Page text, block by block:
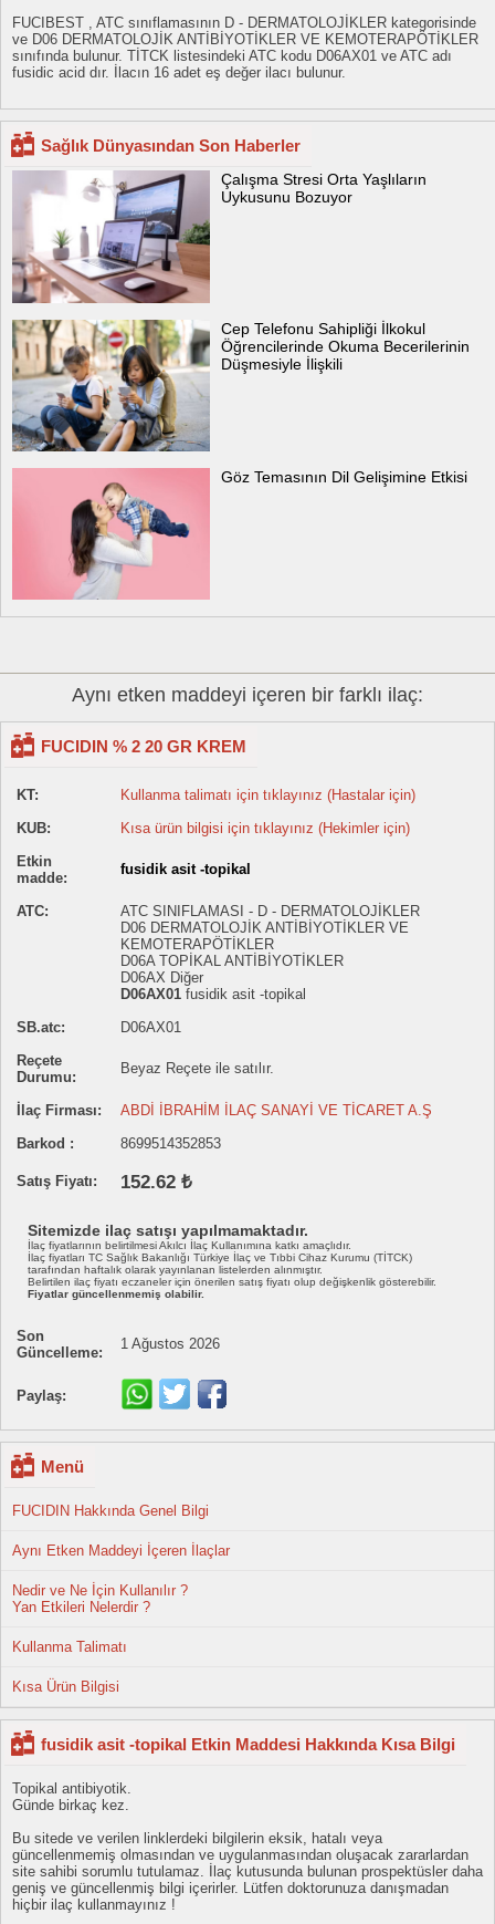
FUCIBEST , ATC sınıflamasının D - DERMATOLOJİKLER kategorisinde
ve D06 DERMATOLOJİK ANTİBİYOTİKLER VE KEMOTERAPÖTİKLER
sınıfında bulunur. TİTCK listesindeki ATC kodu D06AX01 ve ATC adı
fusidic acid dır. İlacın 16 adet eş değer ilacı bulunur.
Sağlık Dünyasından Son Haberler
Çalışma Stresi Orta Yaşlıların
Uykusunu Bozuyor
Cep Telefonu Sahipliği İlkokul
Öğrencilerinde Okuma Becerilerinin
Düşmesiyle İlişkili
Göz Temasının Dil Gelişimine Etkisi
Aynı etken maddeyi içeren bir farklı ilaç:
FUCIDIN % 2 20 GR KREM
KT:
Kullanma talimatı için tıklayınız (Hastalar için)
KUB:
Kısa ürün bilgisi için tıklayınız (Hekimler için)
Etkin
madde:
fusidik asit -topikal
ATC:
ATC SINIFLAMASI - D - DERMATOLOJİKLER
D06 DERMATOLOJİK ANTİBİYOTİKLER VE
KEMOTERAPÖTİKLER
D06A TOPİKAL ANTİBİYOTİKLER
D06AX Diğer
D06AX01 fusidik asit -topikal
SB.atc:
D06AX01
Reçete
Durumu:
Beyaz Reçete ile satılır.
İlaç Firması:
ABDİ İBRAHİM İLAÇ SANAYİ VE TİCARET A.Ş
Barkod :
8699514352853
Satış Fiyatı: 152.62 ₺
Sitemizde ilaç satışı yapılmamaktadır.
İlaç fiyatlarının belirtilmesi Akılcı İlaç Kullanımına katkı amaçlıdır.
İlaç fiyatları TC Sağlık Bakanlığı Türkiye İlaç ve Tıbbi Cihaz Kurumu (TİTCK)
tarafından haftalık olarak yayınlanan listelerden alınmıştır.
Belirtilen ilaç fiyatı eczaneler için önerilen satış fiyatı olup değişkenlik gösterebilir.
Fiyatlar güncellenmemiş olabilir.
Son
Güncelleme:
1 Ağustos 2026
Paylaş:
Menü
FUCIDIN Hakkında Genel Bilgi
Aynı Etken Maddeyi İçeren İlaçlar
Nedir ve Ne İçin Kullanılır ?
Yan Etkileri Nelerdir ?
Kullanma Talimatı
Kısa Ürün Bilgisi
fusidik asit -topikal Etkin Maddesi Hakkında Kısa Bilgi
Topikal antibiyotik.
Günde birkaç kez.
Bu sitede ve verilen linklerdeki bilgilerin eksik, hatalı veya
güncellenmemiş olmasından ve uygulanmasından oluşacak zararlardan
site sahibi sorumlu tutulamaz. İlaç kutusunda bulunan prospektüsler daha
geniş ve güncellenmiş bilgi içerirler. Lütfen doktorunuza danışmadan
hiçbir ilaç kullanmayınız !